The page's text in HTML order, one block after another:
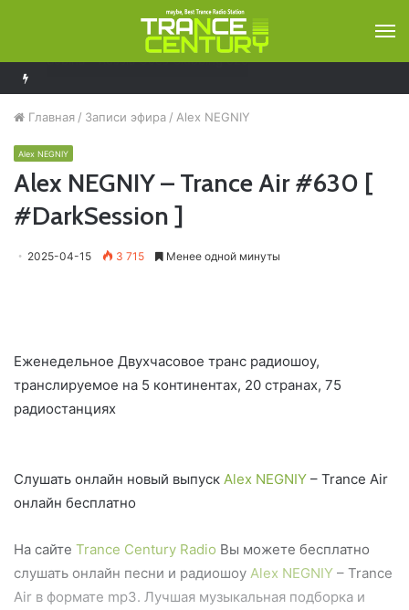
Главная / Записи эфира / Alex NEGNIY
Alex NEGNIY
Alex NEGNIY – Trance Air #630 [
#DarkSession ]
2025-04-15 3 715 Менее одной минуты
Еженедельное Двухчасовое транс радиошоу,
транслируемое на 5 континентах, 20 странах, 75
радиостанциях
Слушать онлайн новый выпуск Alex NEGNIY – Trance Air
онлайн бесплатно
На сайте Trance Century Radio Вы можете бесплатно
слушать онлайн песни и радиошоу Alex NEGNIY – Trance
Air в формате mp3. Лучшая музыкальная подборка и